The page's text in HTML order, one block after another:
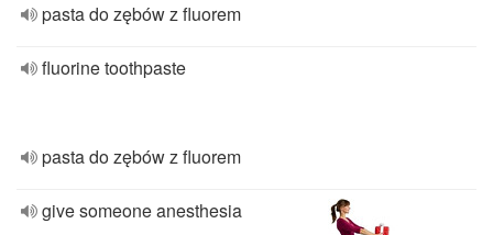
pasta do zębów z fluorem
fluorine toothpaste
pasta do zębów z fluorem
give someone anesthesia